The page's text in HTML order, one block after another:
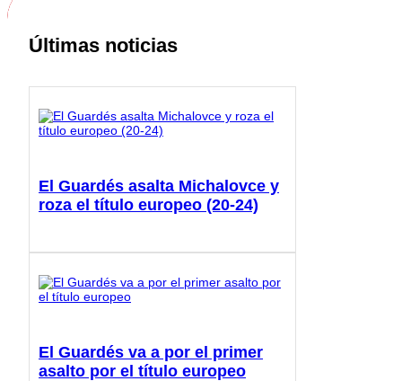
Últimas noticias
El Guardés asalta Michalovce y
roza el título europeo (20-24)
El Guardés va a por el primer
asalto por el título europeo